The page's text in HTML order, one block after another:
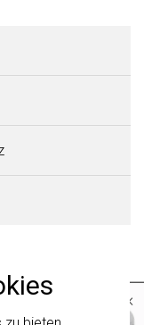
×